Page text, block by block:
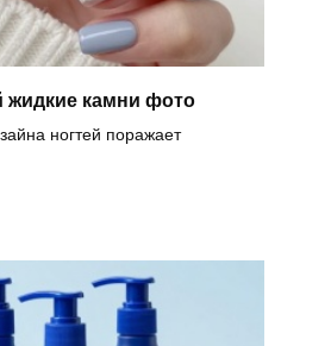
жидкие камни фото
ногтей поражает